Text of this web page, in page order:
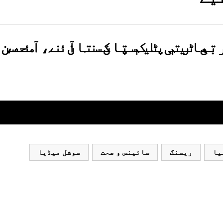
ٹیم پاکستان نہ آئے، محسن
ریسنگ سائینس و صحت سوشل میڈیا